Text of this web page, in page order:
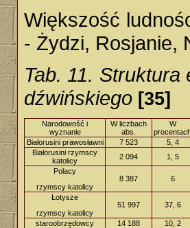
Większość
- Żydzi, Rosjanie,
Tab. 11.
dźwińskiego [35]
Narodowość i
wyznanie
W liczbach
abs.
W
Białorusini prawosławni
7 523
5, 4
Białorusini rzymscy
katolicy
2 094
1, 5
Polacy
rzymscy katolicy
8 387 6
Łotysze
rzymscy katolicy
51 997 37, 6
staroobrzędowcy 14 188
10, 2